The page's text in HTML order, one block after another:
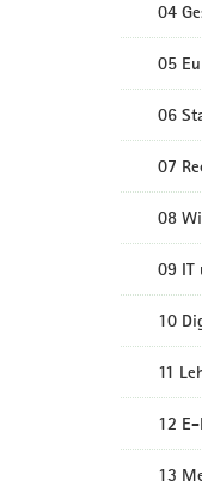
04
05
06
07
08
09 IT
10
11
12
13